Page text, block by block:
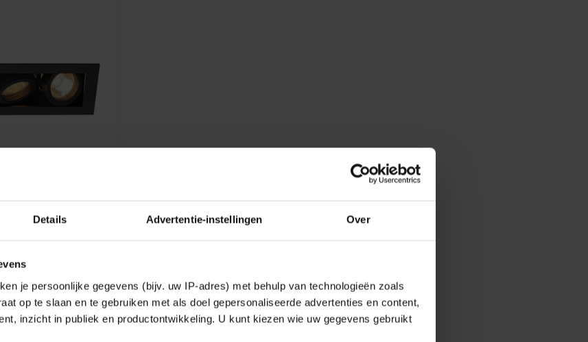
Details Advertentie-instellingen Over
je persoonlijke gegevens (bijv. uw IP-adres) met behulp van technologieën zoals
op te slaan en te gebruiken met als doel gepersonaliseerde advertenties en content,
inzicht in publiek en productontwikkeling. U kunt kiezen wie uw gegevens gebruikt
GU10
wit of geborsteld